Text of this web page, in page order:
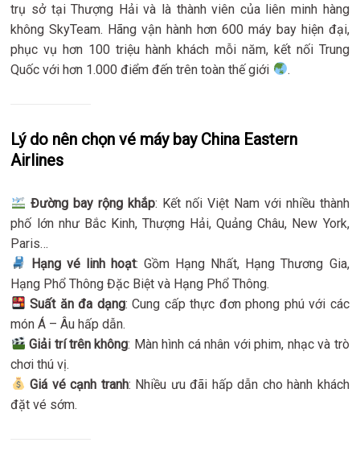
trụ sở tại Thượng Hải và là thành viên của liên minh hàng
không SkyTeam. Hãng vận hành hơn 600 máy bay hiện đại,
phục vụ hơn 100 triệu hành khách mỗi năm, kết nối Trung
Quốc với hơn 1.000 điểm đến trên toàn thế giới
.
Lý do nên chọn vé máy bay China Eastern
Airlines
Đường bay rộng khắp: Kết nối Việt Nam với nhiều thành
phố lớn như Bắc Kinh, Thượng Hải, Quảng Châu, New York,
Paris…
Hạng vé linh hoạt: Gồm Hạng Nhất, Hạng Thương Gia,
Hạng Phổ Thông Đặc Biệt và Hạng Phổ Thông.
Suất ăn đa dạng: Cung cấp thực đơn phong phú với các
món Á – Âu hấp dẫn.
Giải trí trên không: Màn hình cá nhân với phim, nhạc và trò
chơi thú vị.
Giá vé cạnh tranh: Nhiều ưu đãi hấp dẫn cho hành khách
đặt vé sớm.